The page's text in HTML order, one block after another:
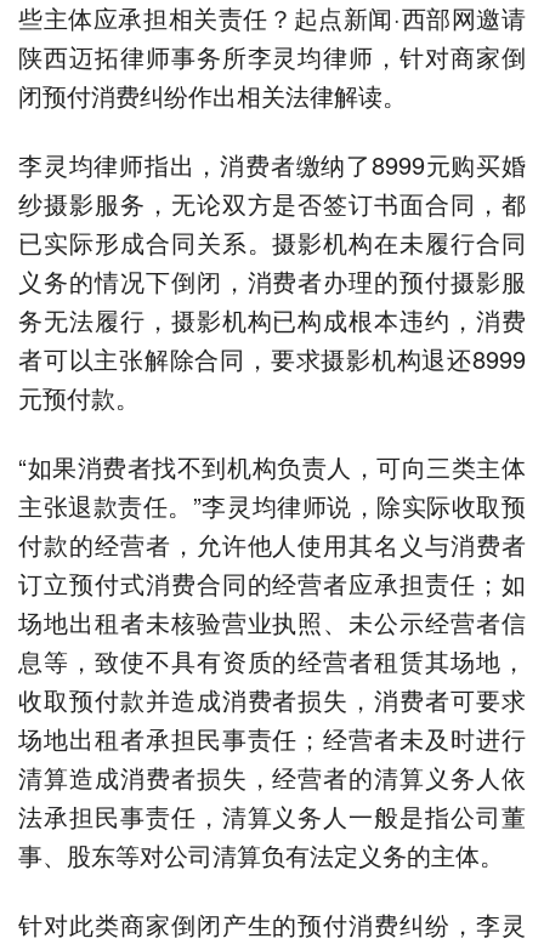
些主体应承担相关责任？起点新闻·西部网邀请
陕西迈拓律师事务所李灵均律师，针对商家倒
闭预付消费纠纷作出相关法律解读。
李灵均律师指出，消费者缴纳了8999元购买婚
纱摄影服务，无论双方是否签订书面合同，都
已实际形成合同关系。摄影机构在未履行合同
义务的情况下倒闭，消费者办理的预付摄影服
务无法履行，摄影机构已构成根本违约，消费
者可以主张解除合同，要求摄影机构退还8999
元预付款。
“如果消费者找不到机构负责人，可向三类主体
主张退款责任。”李灵均律师说，除实际收取预
付款的经营者，允许他人使用其名义与消费者
订立预付式消费合同的经营者应承担责任；如
场地出租者未核验营业执照、未公示经营者信
息等，致使不具有资质的经营者租赁其场地，
收取预付款并造成消费者损失，消费者可要求
场地出租者承担民事责任；经营者未及时进行
清算造成消费者损失，经营者的清算义务人依
法承担民事责任，清算义务人一般是指公司董
事、股东等对公司清算负有法定义务的主体。
针对此类商家倒闭产生的预付消费纠纷，李灵